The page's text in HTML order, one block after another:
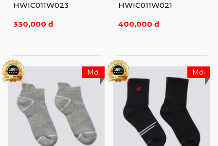
HWIC011W023
330,000 đ
HWIC011W021
400,000 đ
Mới Mới